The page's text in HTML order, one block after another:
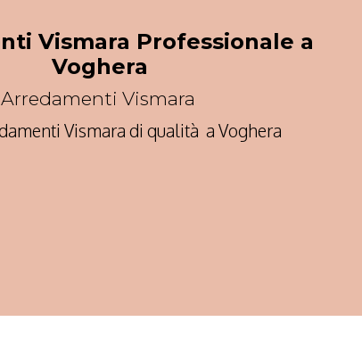
Vismara Professionale a
Voghera
Arredamenti Vismara
Vismara di qualità a Voghera